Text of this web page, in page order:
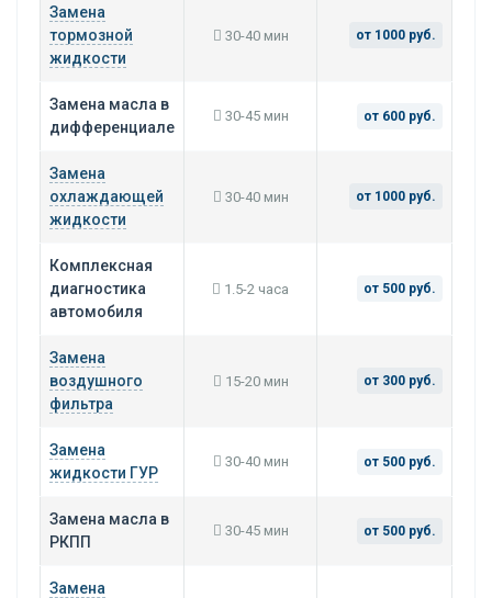
Замена
тормозной
жидкости
30-40 мин от 1000 руб.
Замена масла в
дифференциале
30-45 мин от 600 руб.
Замена
охлаждающей
жидкости
30-40 мин от 1000 руб.
Комплексная
диагностика
автомобиля
1.5-2 часа от 500 руб.
Замена
воздушного
фильтра
15-20 мин от 300 руб.
Замена
жидкости ГУР
30-40 мин от 500 руб.
Замена масла в
РКПП
30-45 мин от 500 руб.
Замена